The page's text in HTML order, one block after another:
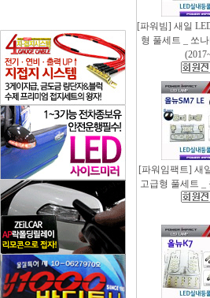
[파워빔] 새일
형 풀세트 _ 쏘
[파워임팩트] 새
고급형 풀세트 _